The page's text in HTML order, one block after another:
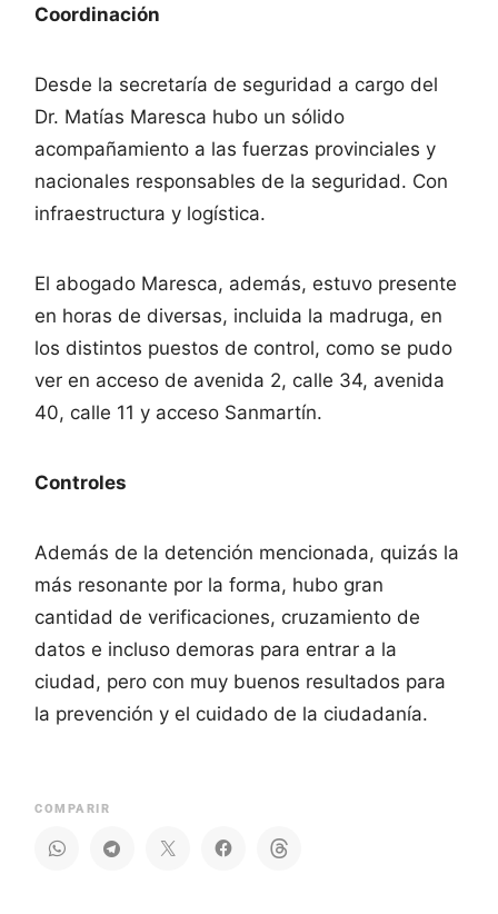
Coordinación
Desde la secretaría de seguridad a cargo del
Dr. Matías Maresca hubo un sólido
acompañamiento a las fuerzas provinciales y
nacionales responsables de la seguridad. Con
infraestructura y logística.
El abogado Maresca, además, estuvo presente
en horas de diversas, incluida la madruga, en
los distintos puestos de control, como se pudo
ver en acceso de avenida 2, calle 34, avenida
40, calle 11 y acceso Sanmartín.
Controles
Además de la detención mencionada, quizás la
más resonante por la forma, hubo gran
cantidad de verificaciones, cruzamiento de
datos e incluso demoras para entrar a la
ciudad, pero con muy buenos resultados para
la prevención y el cuidado de la ciudadanía.
COMPARIR